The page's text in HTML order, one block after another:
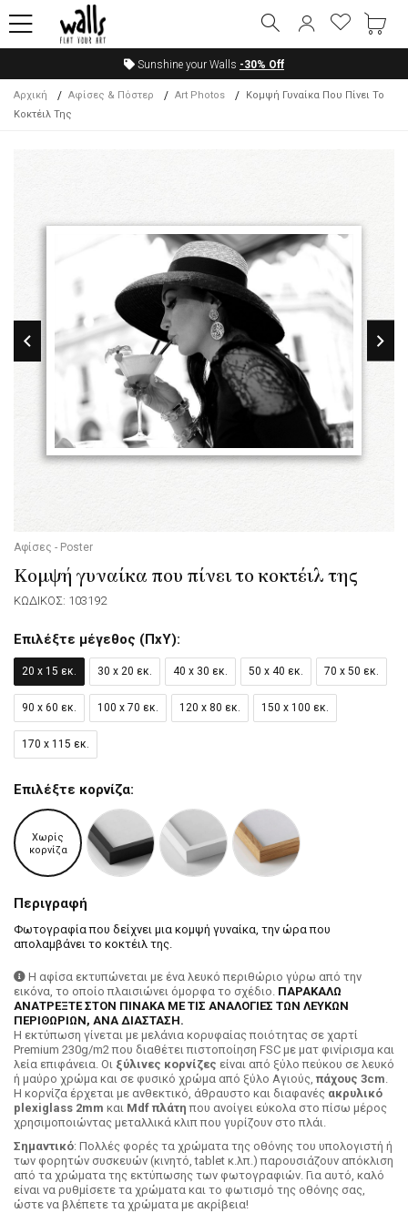
Sunshine your Walls -30% Off
Αρχική Αφίσες & Πόστερ Art Photos
Κομψή Γυναίκα Που Πίνει Το
Κοκτέιλ Της
Αφίσες - Poster
Κομψή γυναίκα που πίνει το κοκτέιλ της
ΚΩΔΙΚΟΣ: 103192
Επιλέξτε μέγεθος (ΠxΥ):
20 x 15 εκ. 30 x 20 εκ. 40 x 30 εκ. 50 x 40 εκ. 70 x 50 εκ.
90 x 60 εκ. 100 x 70 εκ. 120 x 80 εκ. 150 x 100 εκ.
170 x 115 εκ.
Επιλέξτε κορνίζα:
Χωρίς
κορνίζα
Περιγραφή
Φωτογραφία που δείχνει μια κομψή γυναίκα, την ώρα που
απολαμβάνει το κοκτέιλ της.
Η αφίσα εκτυπώνεται με ένα λευκό περιθώριο γύρω από την
εικόνα, το οποίο πλαισιώνει όμορφα το σχέδιο. ΠΑΡΑΚΑΛΩ
ΑΝΑΤΡΕΞΤΕ ΣΤΟΝ ΠΙΝΑΚΑ ΜΕ ΤΙΣ ΑΝΑΛΟΓΙΕΣ ΤΩΝ ΛΕΥΚΩΝ
ΠΕΡΙΘΩΡΙΩΝ, ΑΝΑ ΔΙΑΣΤΑΣΗ.
H εκτύπωση γίνεται με μελάνια κορυφαίας ποιότητας σε χαρτί
Premium 230g/m2 που διαθέτει πιστοποίηση FSC με ματ φινίρισμα και
λεία επιφάνεια. Οι ξύλινες κορνίζες είναι από ξύλο πεύκου σε λευκό
ή μαύρο χρώμα και σε φυσικό χρώμα από ξύλο Αγιούς, πάχους 3cm.
Η κορνίζα έρχεται με ανθεκτικό, άθραυστο και διαφανές ακρυλικό
plexiglass 2mm και Mdf πλάτη που ανοίγει εύκολα στο πίσω μέρος
χρησιμοποιώντας μεταλλικά κλιπ που γυρίζουν στο πλάι.
Σημαντικό: Πολλές φορές τα χρώματα της οθόνης του υπολογιστή ή
των φορητών συσκευών (κινητό, tablet κ.λπ.) παρουσιάζουν απόκλιση
από τα χρώματα της εκτύπωσης των φωτογραφιών. Για αυτό, καλό
είναι να ρυθμίσετε τα χρώματα και το φωτισμό της οθόνης σας,
ώστε να βλέπετε τα χρώματα με ακρίβεια!